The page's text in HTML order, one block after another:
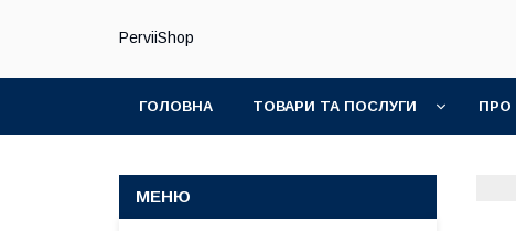
PerviiShop
ГОЛОВНА ТОВАРИ ТА ПОСЛУГИ ПРО